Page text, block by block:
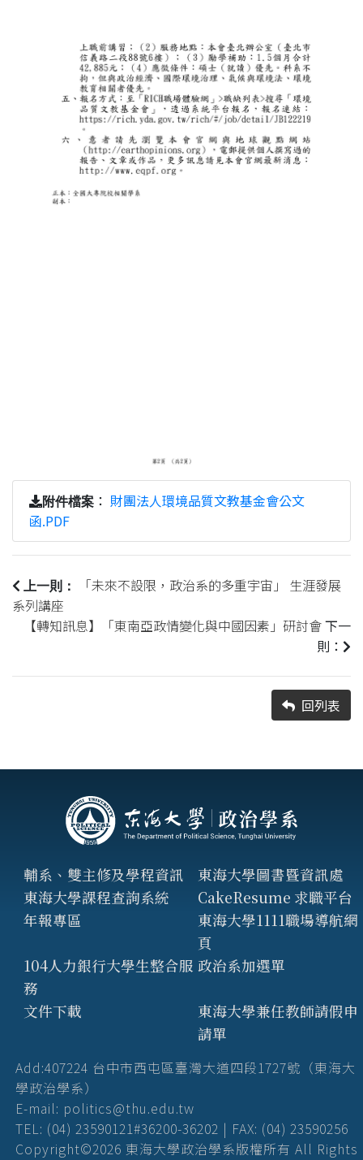
附件檔案 ： 財團法人環境品質文教基金會公文
函.PDF
上一則：
「未來不設限，政治系的多重宇宙」 生涯發展
系列講座
【轉知訊息】「東南亞政情變化與中國因素」研討會下一
則：
回列表
輔系、雙主修及學程資訊
東海大學圖書暨資訊處
東海大學課程查詢系統
CakeResume 求職平台
年報專區
東海大學1111職場導航網
頁
104人力銀行大學生整合服
務
政治系加選單
文件下載
東海大學兼任教師請假申
請單
Add:407224 台中市西屯區臺灣大道四段1727號（東海大
學政治學系）
E-mail: politics@thu.edu.tw
TEL: (04) 23590121#36200-36202 | FAX: (04) 23590256
Copyright©2026 東海大學政治學系版權所有 All Rights